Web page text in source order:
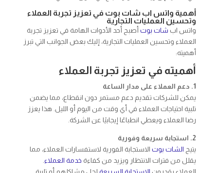
أهمية واتس اب شات بوت في تعزيز تجربة العملاء
وتحسين العمليات التجارية
واتس اب شات بوتأصبح أحد الأدوات الهامة في تعزيز تجربة
العملاء وتحسين العمليات التجارية، إليك بعض الجوانب التي تبرز
أهميته:
أهميته في تعزيز تجربة العملاء
1. دعم العملاء على مدار الساعة
يمكن للشركات تقديم دعم مستمر دون انقطاع، مما يضمن
تلبية احتياجات العملاء في أي وقت من اليوم أو الليل. هذا يعزز
رضا العملاء ويعطي انطباعًا إيجابيًا عن الشركة.
2. استجابة سريعة وفورية
يتيح الشات بوتالاستجابة الفورية لاستفسارات العملاء، مما
يقلل من فترات الانتظار ويزيد من كفاءة خدمة العملاء.